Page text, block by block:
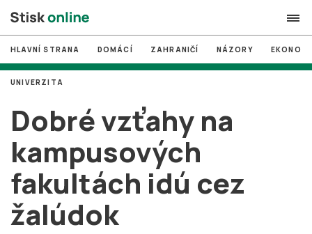
search
# MUNI
# Brno
# volby
login PŘIHLÁSIT SE
Zapomněli jste heslo?
HLAVNÍ STRANA DOMÁCÍ ZAHRANIČÍ NÁZORY
Dobré vzťahy na
kampusových
fakultách idú cez
žalúdok
UNIVERZITA